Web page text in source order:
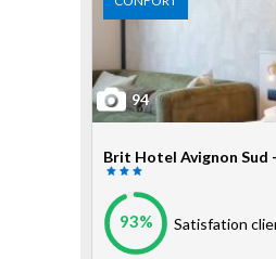
94
Brit Hotel Avignon Sud
93% Satisfation